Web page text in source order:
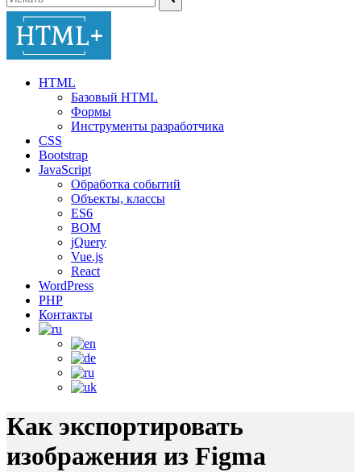
HTML
Базовый HTML
Формы
Инструменты разработчика
CSS
Bootstrap
JavaScript
Обработка событий
Объекты, классы
ES6
BOM
jQuery
Vue.js
React
WordPress
PHP
Контакты
Как экспортировать
изображения из Figma